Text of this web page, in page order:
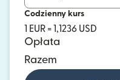
Codzienny kurs
1 EUR = 1,1236 USD
Opłata
Razem